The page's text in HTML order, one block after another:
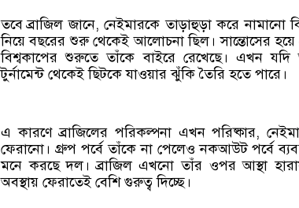
তবে ব্রাজিল জানে, নেইমারকে তাড়াহুড়া করে নামানো
নিয়ে বছরের শুরু থেকেই আলোচনা ছিল। সান্তোসের
বিশ্বকাপের শুরুতে তাঁকে বাইরে রেখেছে। এখন
টুর্নামেন্ট থেকেই ছিটকে যাওয়ার ঝুঁকি তৈরি হতে পারে।
এ কারণে ব্রাজিলের পরিকল্পনা এখন পরিষ্কার,
ফেরানো। গ্রুপ পর্বে তাঁকে না পেলেও নকআউট পর্বে
মনে করছে দল। ব্রাজিল এখনো তাঁর ওপর আস্থা
অবস্থায় ফেরাতেই বেশি গুরুত্ব দিচ্ছে।